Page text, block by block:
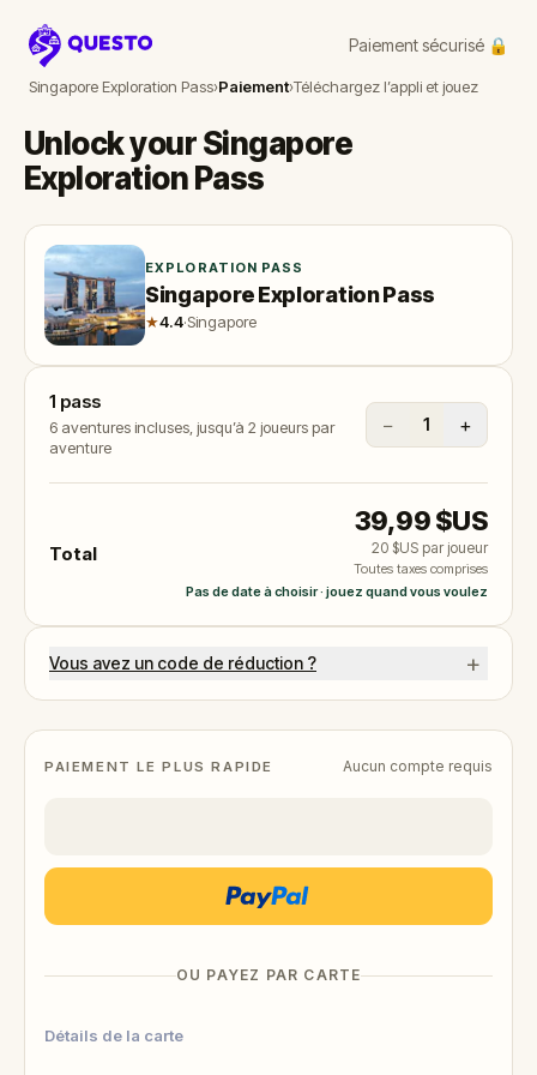
Questo
Paiement sécurisé 🔒
Singapore Exploration Pass›Paiement›Téléchargez l’appli et jouez
Unlock your Singapore
Exploration Pass
PAIEMENT LE PLUS RAPIDE Aucun compte requis
OU PAYEZ PAR CARTE
Détails de la carte
EXPLORATION PASS
Singapore Exploration Pass
★4.4·Singapore
1 pass
6 aventures incluses, jusqu’à 2 joueurs par
aventure
− 1 +
Total
39,99 $US
20 $US par joueur
Toutes taxes comprises
Pas de date à choisir · jouez quand vous voulez
Vous avez un code de réduction ? +